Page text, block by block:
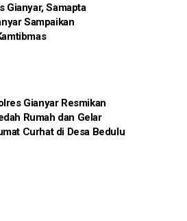
Gianyar, Samapta
Sampaikan
Gianyar Resmikan
Rumah dan Gelar
Curhat di Desa Bedulu